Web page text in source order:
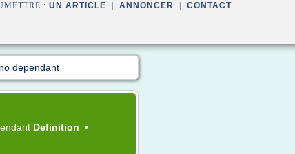
: UN ARTICLE ANNONCER CONTACT
dependant
Definition •